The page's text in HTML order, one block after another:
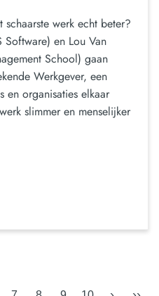
werk echt beter?
en Lou Van
School) gaan
Werkgever, een
en organisaties elkaar
slimmer en menselijker